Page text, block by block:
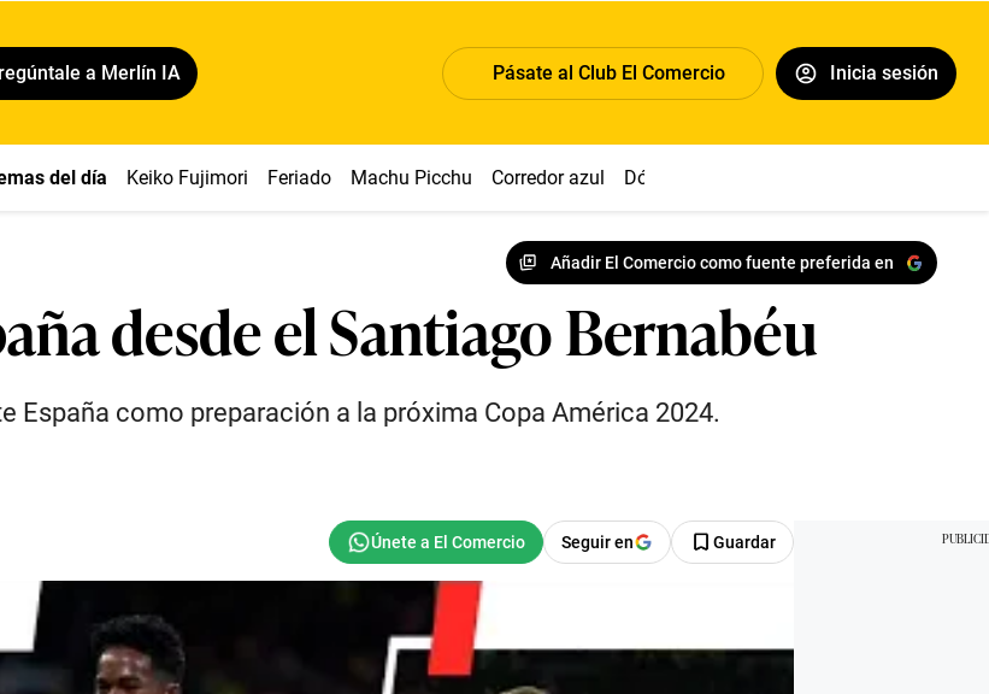
a Merlín IA Pásate al Club El Comercio Inicia sesión
del día Keiko Fujimori Feriado Machu Picchu Corredor azul Dólar
Añadir El Comercio como fuente preferida en
desde el Santiago Bernabéu
España como preparación a la próxima Copa América 2024.
Seguir en Guardar